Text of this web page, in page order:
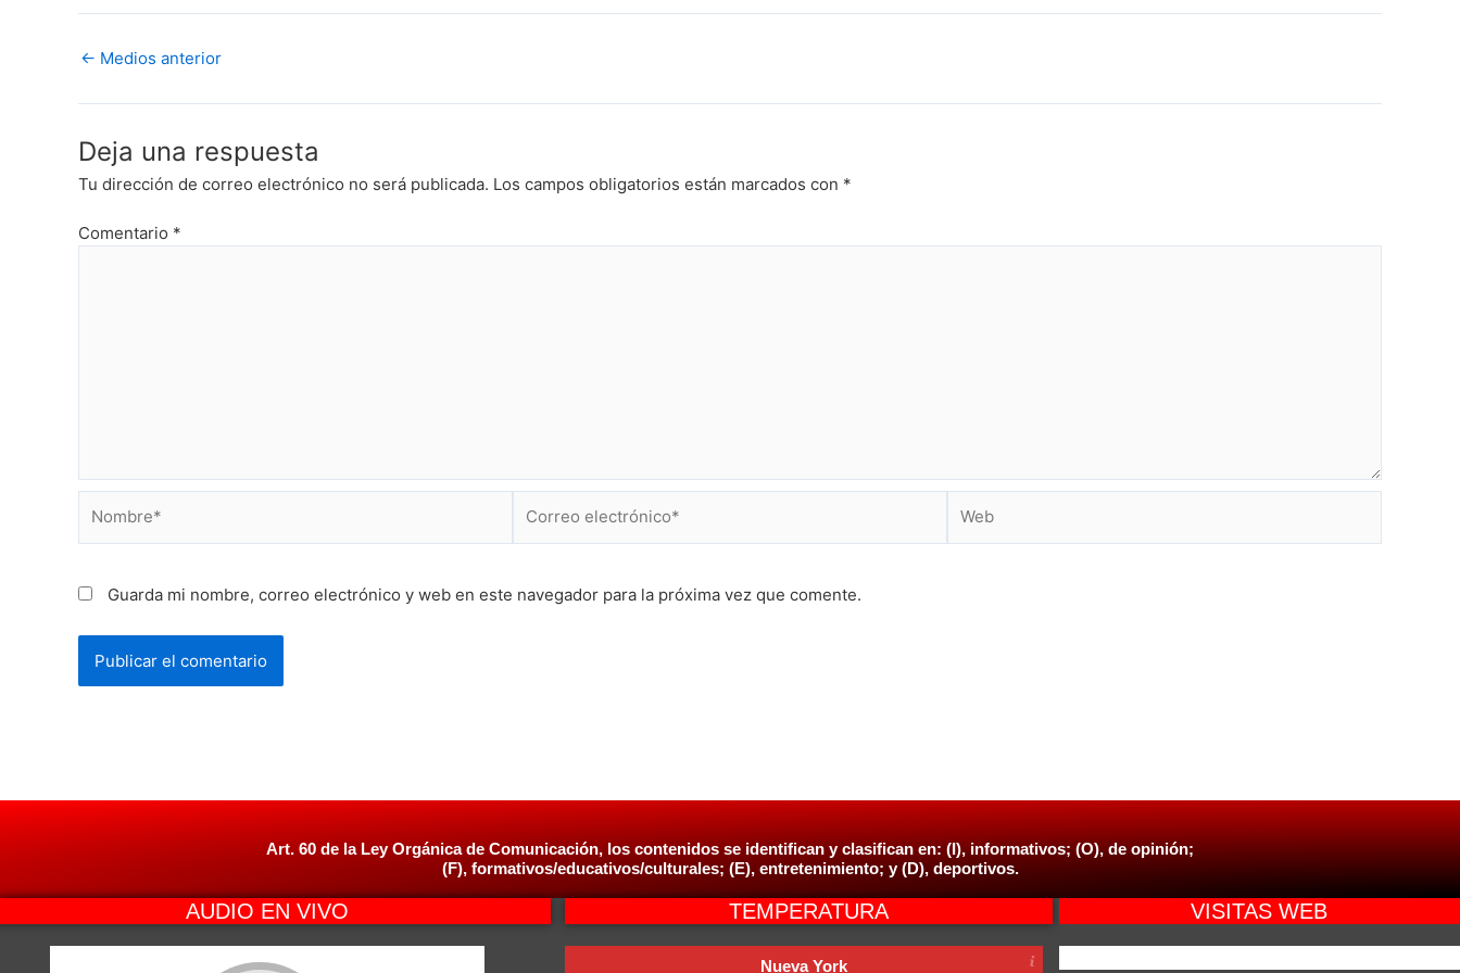
m
← Medios anterior
Deja una respuesta
Tu dirección de correo electrónico no será publicada. Los campos obligatorios están marcados con *
Comentario *
electrónico*
Guarda mi nombre, correo electrónico y web en este navegador para la próxima vez que comente.
Art. 60 de la Ley Orgánica de Comunicación, los contenidos se identifican y clasifican en: (I), informativos; (O), de opinión;
(F), formativos/educativos/culturales; (E), entretenimiento; y (D), deportivos.
AUDIO EN VIVO TEMPERATURA
Nueva York
VISITAS WEB